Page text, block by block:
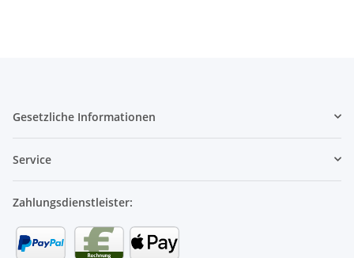
Gesetzliche Informationen
Service
Zahlungsdienstleister: